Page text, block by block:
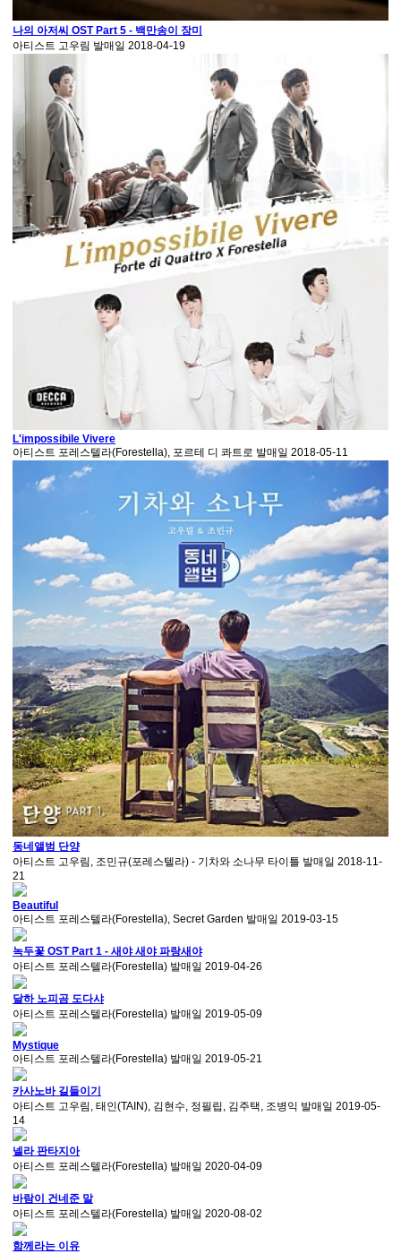
나의 아저씨 OST Part 5 - 백만송이 장미
아티스트 고우림 발매일 2018-04-19
L'impossibile Vivere
아티스트 포레스텔라(Forestella), 포르테 디 콰트로 발매일 2018-05-11
동네앨범 단양
아티스트 고우림, 조민규(포레스텔라) - 기차와 소나무 타이틀 발매일 2018-11-
21
Beautiful
아티스트 포레스텔라(Forestella), Secret Garden 발매일 2019-03-15
녹두꽃 OST Part 1 - 새야 새야 파랑새야
아티스트 포레스텔라(Forestella) 발매일 2019-04-26
달하 노피곰 도다샤
아티스트 포레스텔라(Forestella) 발매일 2019-05-09
Mystique
아티스트 포레스텔라(Forestella) 발매일 2019-05-21
카사노바 길들이기
아티스트 고우림, 태인(TAIN), 김현수, 정필립, 김주택, 조병익 발매일 2019-05-
14
넬라 판타지아
아티스트 포레스텔라(Forestella) 발매일 2020-04-09
바람이 건네준 말
아티스트 포레스텔라(Forestella) 발매일 2020-08-02
함께라는 이유